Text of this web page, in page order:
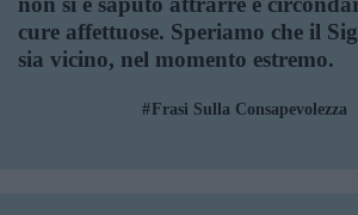
cure affettuose. Speriamo che il
sia vicino, nel momento estremo.
Frasi Sulla Consapevolezza